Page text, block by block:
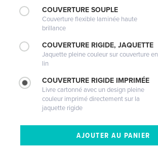
COUVERTURE SOUPLE
Couverture flexible laminée haute
brillance
COUVERTURE RIGIDE, JAQUETTE
Jaquette pleine couleur sur couverture en
lin
COUVERTURE RIGIDE IMPRIMÉE
Livre cartonné avec un design pleine
couleur imprimé directement sur la
jaquette rigide